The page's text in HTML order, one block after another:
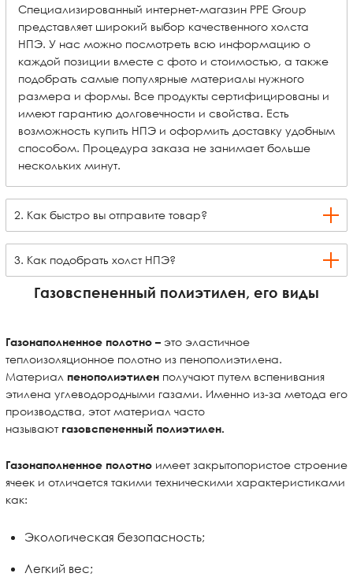
Специализированный интернет-магазин PPE Group
представляет широкий выбор качественного холста
НПЭ. У нас можно посмотреть всю информацию о
каждой позиции вместе с фото и стоимостью, а также
подобрать самые популярные материалы нужного
размера и формы. Все продукты сертифицированы и
имеют гарантию долговечности и свойства. Есть
возможность купить НПЭ и оформить доставку удобным
способом. Процедура заказа не занимает больше
нескольких минут.
2. Как быстро вы отправите товар?
3. Как подобрать холст НПЭ?
Газовспененный полиэтилен, его виды
Газонаполненное полотно – это эластичное
теплоизоляционное полотно из пенополиэтилена.
Материал пенополиэтилен получают путем вспенивания
этилена углеводородными газами. Именно из-за метода его
производства, этот материал часто
называют газовспененный полиэтилен.
Газонаполненное полотно имеет закрытопористое строение
ячеек и отличается такими техническими характеристиками
как:
Экологическая безопасность;
Легкий вес;